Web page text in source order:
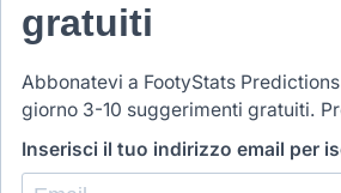
gratuiti
Abbonatevi a FootyStats
giorno 3-10 suggerimenti gratuiti.
Inserisci il tuo indirizzo email per